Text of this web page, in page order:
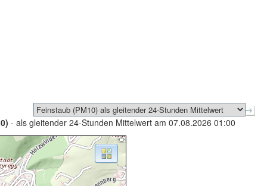
- als gleitender 24-Stunden Mittelwert am 07.08.2026 01:00